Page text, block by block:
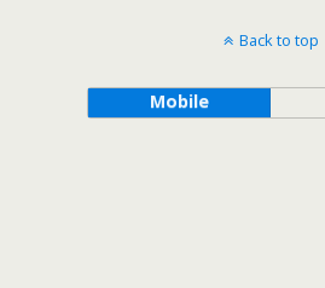
Back to top
Mobile